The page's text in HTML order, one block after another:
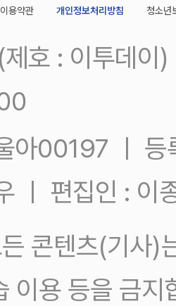
이용약관 개인정보처리방침 청소년
호 : 이투데
아00197 ㅣ
ㅣ 편집인 : 이
콘텐츠(기사)
이용 등을 금지